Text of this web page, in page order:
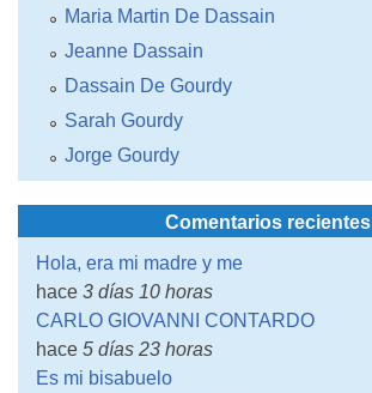
Maria Martin De Dassain
Jeanne Dassain
Dassain De Gourdy
Sarah Gourdy
Jorge Gourdy
Comentarios recientes
Hola, era mi madre y me
hace 3 días 10 horas
CARLO GIOVANNI CONTARDO
hace 5 días 23 horas
Es mi bisabuelo